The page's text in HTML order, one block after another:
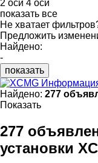
2 оси 4 оси
показать все
Не хватает
Предложить
Найдено:
-
показать
Найдено: 277
Показать
277
установки